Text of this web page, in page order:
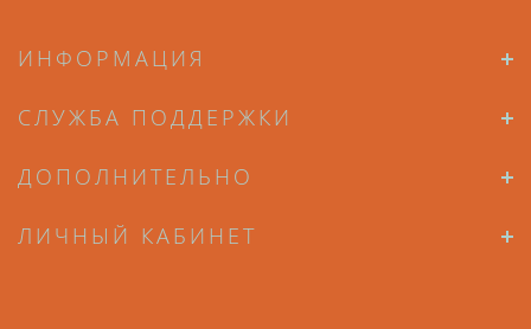
ИНФОРМАЦИЯ
СЛУЖБА ПОДДЕРЖКИ
ДОПОЛНИТЕЛЬНО
ЛИЧНЫЙ КАБИНЕТ